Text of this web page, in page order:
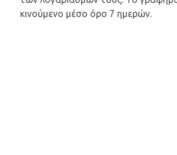
κινούμενο μέσο όρο 7 ημερών.